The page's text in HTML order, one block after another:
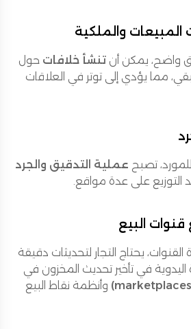
المبيعات والملكية
واضح، يمكن أن تنشأ خلافات حول
مما يؤدي إلى توتر في العلاقات
تصبح عملية التدقيق والجرد
التوزيع على عدة مواقع.
البيع
يحتاج التجار لتحديثات دقيقة
اليدوية في تأخير تحديث المخزون في
وأنظمة نقاط البيع